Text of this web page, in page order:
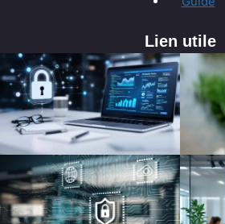
Lien utile